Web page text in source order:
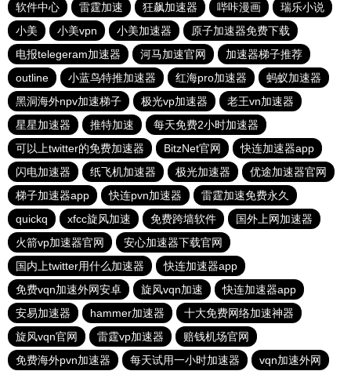
软件中心
雷霆加速 狂飙加速器 哔咔漫画
瑞乐小说
小美
小美vpn 小美加速器
原子加速器免费下载
电报telegeram加速器
河马加速官网
加速器梯子推荐
outline
小蓝鸟特推加速器 红海pro加速器
蚂蚁加速器
黑洞海外npv加速梯子
极光vp加速器
老王vn加速器
星星加速器
推特加速
每天免费2小时加速器
可以上twitter的免费加速器
BitzNet官网
快连加速器app
闪电加速器
纸飞机加速器 极光加速器
优途加速器官网
梯子加速器app
快连pvn加速器
雷霆加速免费永久
quickq
xfcc旋风加速 免费跨墙软件
国外上网加速器
火箭vp加速器官网
安心加速器下载官网
国内上twitter用什么加速器
快连加速器app
免费vqn加速外网安卓
旋风vqn加速
快连加速器app
安易加速器
hammer加速器
十大免费网络加速神器
旋风vqn官网
雷霆vp加速器
赔钱机场官网
免费海外pvn加速器
每天试用一小时加速器 vqn加速外网